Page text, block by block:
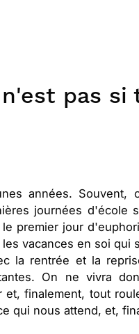
pas
années.
journées d'école
premier jour
vacances en soi qui
la rentrée et la
On ne vivra
finalement, tout
qui nous attend, et,